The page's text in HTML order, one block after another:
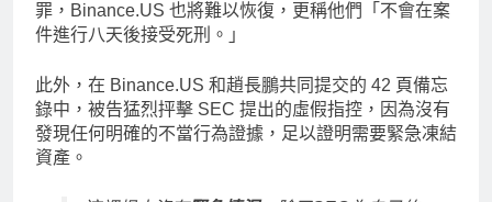
罪，Binance.US 也將難以恢復，更稱他們「不會在案
件進行八天後接受死刑。」
此外，在 Binance.US 和趙長鵬共同提交的 42 頁備忘
錄中，被告猛烈抨擊 SEC 提出的虛假指控，因為沒有
發現任何明確的不當行為證據，足以證明需要緊急凍結
資產。